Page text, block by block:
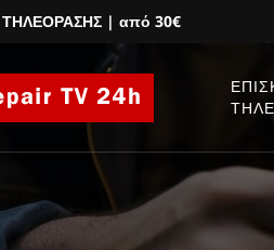
ΤΗΛΕΟΡΑΣΗΣ | από 30€